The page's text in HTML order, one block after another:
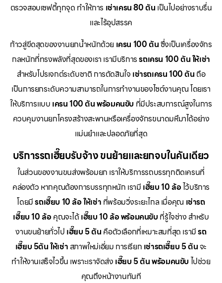
ตรวจสอบเซฟตี้ทุกจุด ทำให้การ เช่าเครน 80 ตัน เป็นไปอย่างราบรื่น
และไร้อุปสรรค
ก้าวสู่ขีดสุดของงานยกน้ำหนักด้วย เครน 100 ตันซึ่งเป็นเครื่องจักร
กลหนักที่ทรงพลังที่สุดของเรา เรามีบริการรถเครน 100 ตัน ให้เช่า
สำหรับโปรเจกต์ระดับชาติ การตัดสินใจ เช่ารถเครน 100 ตัน ถือ
เป็นการยกระดับความสามารถในการทำงานของไซต์งานคุณ โดยเรา
ให้บริการแบบ เครน 100 ตัน พร้อมคนขับ ที่มีประสบการณ์สูงในการ
ควบคุมงานยกโครงสร้างสะพานหรือเครื่องจักรขนาดมหึมาได้อย่าง
แม่นยำและปลอดภัยที่สุด
บริการรถเฮี๊ยบรับจ้าง ขนย้ายและยกจบในคันเดียว
ในส่วนของงานขนส่งพร้อมยก เราให้บริการรถบรรทุกติดเครนที่
คล่องตัว หากคุณต้องการบรรทุกหนัก เรามี เฮี๊ยบ 10 ล้อไว้บริการ
โดยมีรถเฮี๊ยบ 10 ล้อ ให้เช่า ที่พร้อมวิ่งระยะไกล เมื่อคุณ เช่ารถ
เฮี๊ยบ 10 ล้อคุณจะได้เฮี๊ยบ 10 ล้อ พร้อมคนขับ ที่รู้ใจช่าง สำหรับ
งานขนย้ายทั่วไป เฮี๊ยบ 5 ตัน คือตัวเลือกที่เหมาะสมที่สุด เรามีรถ
เฮี๊ยบ 5ตัน ให้เช่า สภาพใหม่เอี่ยม การเรียก เช่ารถเฮี๊ยบ 5 ตันจะ
ทำให้งานเสร็จไวขึ้น เพราะเราจัดส่ง เฮี๊ยบ 5 ตัน พร้อมคนขับ ไปช่วย
คุณถึงหน้างานทันที